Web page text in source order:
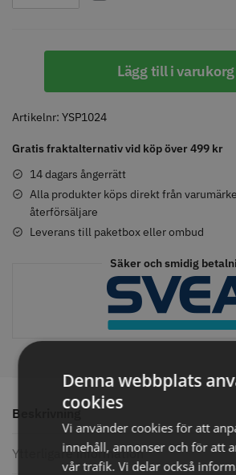
107
Rosa
mängd
Lägg till i varukorg
Artikelnr: YSP1024
Gratis fraktalternativ vid köp över 499 kr
14 dagars ångerrätt
Alla produkter köps direkt från
återförsäljare
Leverans till paketbox eller ombud
Säker och smidig
Beskrivning
Ytterligare information
Comair toppapper vikta - 70 mm
Köp
Solidcos Wolf 27T - 5.5"
499.00 kr
Info Köp
29.00
Denna webbplats
cookies
Vi använder cookies för att
innehåll, annonser och för att
vår trafik. Vi delar också